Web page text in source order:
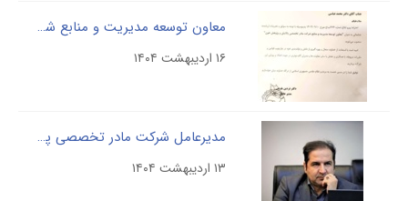
معاون توسعه مدیریت و منابع شرکت مادر تخصصی پالایش و پژوهش خون منصوب شد.
مدیرعامل شرکت مادر تخصصی پالایش و پژوهش خون: ایران یکی از بهترین پلاسمای جهان را داراست / احداث پالایشگاه صنعتی ۴۰۰ هزار لیتری در راه است